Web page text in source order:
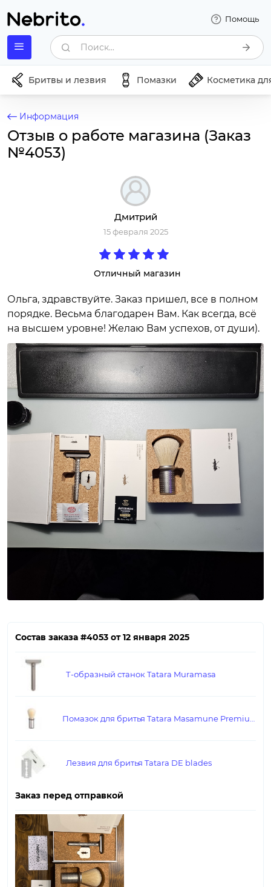
Помощь
Поиск...
Бритвы и лезвия Помазки Косметика
Информация
Отзыв о работе магазина (Заказ
№4053)
Дмитрий
15 февраля 2025
Отличный магазин
Ольга, здравствуйте. Заказ пришел, все в полном
порядке. Весьма благодарен Вам. Как всегда, всё
на высшем уровне! Желаю Вам успехов, от души).
Состав заказа #4053 от 12 января 2025
Т-образный станок Tatara Muramasa
Лезвия для бритья Tatara DE blades
Заказ перед отправкой